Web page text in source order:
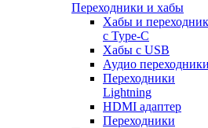
Переходники и хабы
Хабы и
с Type-C
Хабы с USB
Аудио переходники
Переходники
Lightning
HDMI адаптер
Переходники